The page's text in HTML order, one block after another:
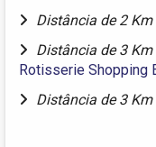
Distância de 2 Km
Distância de 3 Km
Rotisserie Shopping
Distância de 3 Km